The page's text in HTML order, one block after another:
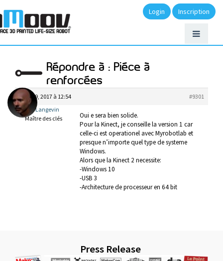
Login Inscription
Répondre à : Piéce à
renforcées
août 19, 2017 à 12:54
#9301
Gael Langevin
Maître des clés
Oui e sera bien solide.
Pour la Kinect, je conseille la version 1 car
celle-ci est operationel avec Myrobotlab et
presque n’importe quel type de systeme
Windows.
Alors que la Kinect 2 necessite:
-Windows 10
-USB 3
-Architecture de processeur en 64 bit
Press Release